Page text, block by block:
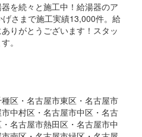
を続々と施工中！給湯器のア
さまで施工実績13,000件。給
りがとうございます！スタッ
。
区・名古屋市東区・名古屋市
中村区・名古屋市中区・名古
名古屋市熱田区・名古屋市中